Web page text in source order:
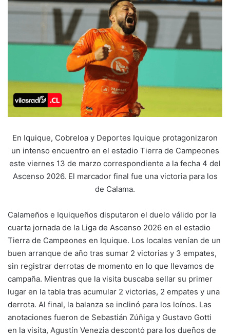
En Iquique, Cobreloa y Deportes Iquique protagonizaron
un intenso encuentro en el estadio Tierra de Campeones
este viernes 13 de marzo correspondiente a la fecha 4 del
Ascenso 2026. El marcador final fue una victoria para los
de Calama.
Calameños e Iquiqueños disputaron el duelo válido por la
cuarta jornada de la Liga de Ascenso 2026 en el estadio
Tierra de Campeones en Iquique. Los locales venían de un
buen arranque de año tras sumar 2 victorias y 3 empates,
sin registrar derrotas de momento en lo que llevamos de
campaña. Mientras que la visita buscaba sellar su primer
lugar en la tabla tras acumular 2 victorias, 2 empates y una
derrota. Al final, la balanza se inclinó para los loínos. Las
anotaciones fueron de Sebastián Zúñiga y Gustavo Gotti
en la visita, Agustín Venezia descontó para los dueños de